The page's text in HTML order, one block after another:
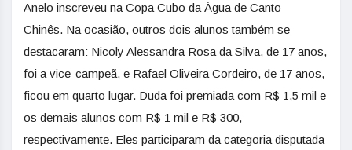
Anelo inscreveu na Copa Cubo da Água de Canto
Chinês. Na ocasião, outros dois alunos também se
destacaram: Nicoly Alessandra Rosa da Silva, de 17 anos,
foi a vice-campeã, e Rafael Oliveira Cordeiro, de 17 anos,
ficou em quarto lugar. Duda foi premiada com R$ 1,5 mil e
os demais alunos com R$ 1 mil e R$ 300,
respectivamente. Eles participaram da categoria disputada